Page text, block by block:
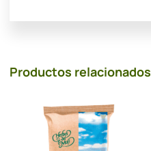
Productos relacionados